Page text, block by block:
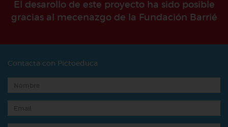
El desarollo de este proyecto ha sido posible
gracias al mecenazgo de la Fundación Barrié
Contacta con Pictoeduca